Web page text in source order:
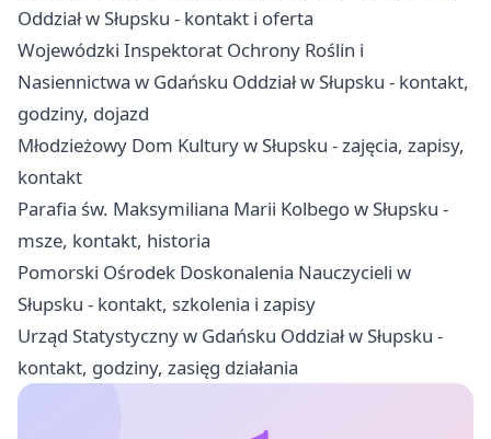
Oddział w Słupsku - kontakt i oferta
Wojewódzki Inspektorat Ochrony Roślin i
Nasiennictwa w Gdańsku Oddział w Słupsku - kontakt,
godziny, dojazd
Młodzieżowy Dom Kultury w Słupsku - zajęcia, zapisy,
kontakt
Parafia św. Maksymiliana Marii Kolbego w Słupsku -
msze, kontakt, historia
Pomorski Ośrodek Doskonalenia Nauczycieli w
Słupsku - kontakt, szkolenia i zapisy
Urząd Statystyczny w Gdańsku Oddział w Słupsku -
kontakt, godziny, zasięg działania